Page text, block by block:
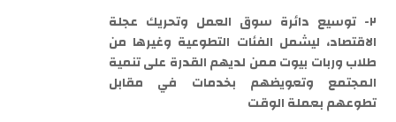
٢- توسيع دائرة سوق العمل وتحريك عجلة
الاقتصاد، ليشمل الفئات التطوعية وغيرها من
طلاب وربات بيوت ممن لديهم القدرة على تنمية
المجتمع وتعويضهم بخدمات في مقابل
تطوعهم بعملة الوقت